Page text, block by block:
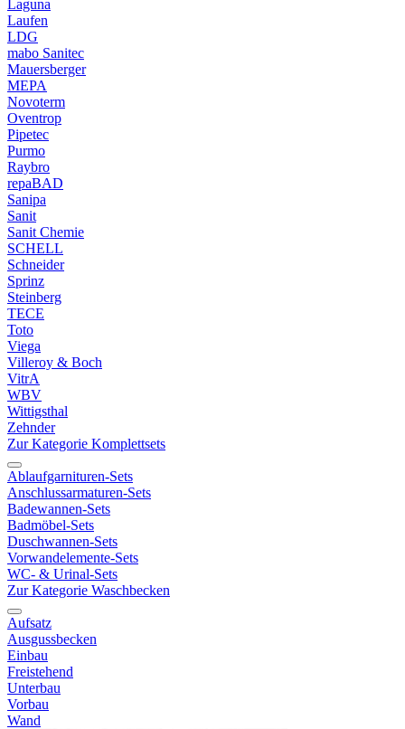
Laguna
Laufen
LDG
mabo Sanitec
Mauersberger
MEPA
Novoterm
Oventrop
Pipetec
Purmo
Raybro
repaBAD
Sanipa
Sanit
Sanit Chemie
SCHELL
Schneider
Sprinz
Steinberg
TECE
Toto
Viega
Villeroy & Boch
VitrA
WBV
Wittigsthal
Zehnder
Zur Kategorie Komplettsets
Ablaufgarnituren-Sets
Anschlussarmaturen-Sets
Badewannen-Sets
Badmöbel-Sets
Duschwannen-Sets
Vorwandelemente-Sets
WC- & Urinal-Sets
Zur Kategorie Waschbecken
Aufsatz
Ausgussbecken
Einbau
Freistehend
Unterbau
Vorbau
Wand